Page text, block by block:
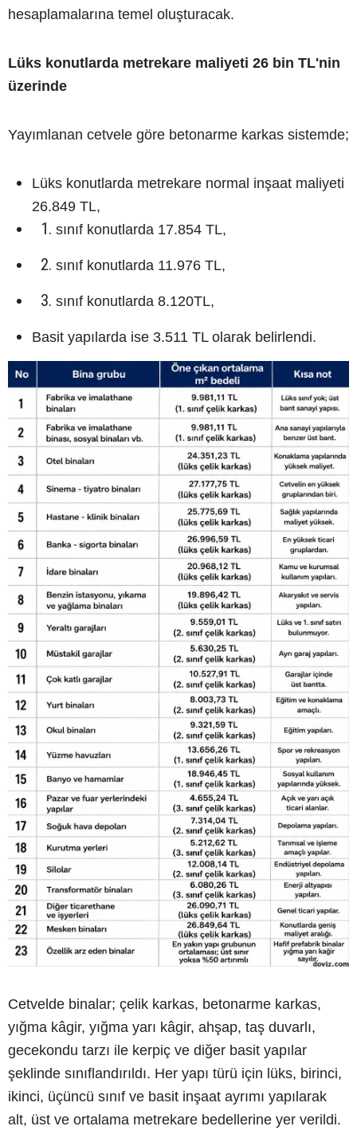
hesaplamalarına temel oluşturacak.
Lüks konutlarda metrekare maliyeti 26 bin TL'nin
üzerinde
Yayımlanan cetvele göre betonarme karkas sistemde;
Lüks konutlarda metrekare normal inşaat maliyeti
26.849 TL,
sınıf konutlarda 17.854 TL,
sınıf konutlarda 11.976 TL,
sınıf konutlarda 8.120TL,
Basit yapılarda ise 3.511 TL olarak belirlendi.
Cetvelde binalar; çelik karkas, betonarme karkas,
yığma kâgir, yığma yarı kâgir, ahşap, taş duvarlı,
gecekondu tarzı ile kerpiç ve diğer basit yapılar
şeklinde sınıflandırıldı. Her yapı türü için lüks, birinci,
ikinci, üçüncü sınıf ve basit inşaat ayrımı yapılarak
alt, üst ve ortalama metrekare bedellerine yer verildi.